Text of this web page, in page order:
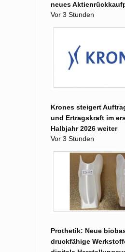
neues
Vor 3 Stunden
Krones steigert
und Ertragskraft im
Halbjahr 2026 weiter
Vor 3 Stunden
Prothetik: Neue
druckfähige